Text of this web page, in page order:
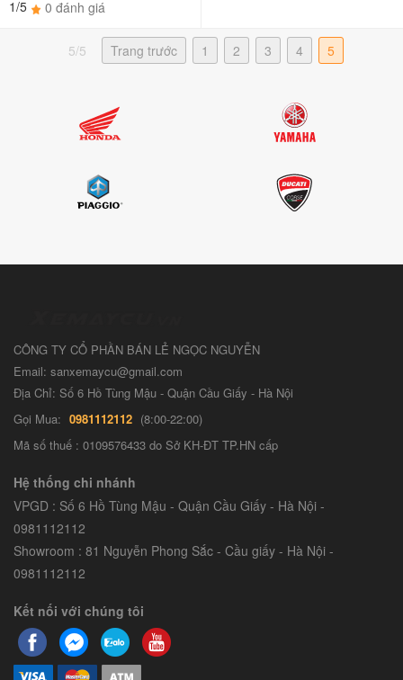
1/5
0 đánh giá
5/5 Trang trước 1 2 3 4 5
CÔNG TY CỔ PHẦN BÁN LẺ NGỌC NGUYỄN
Email: sanxemaycu@gmail.com
Địa Chỉ: Số 6 Hồ Tùng Mậu - Quận Cầu Giấy - Hà Nội
Gọi Mua: 0981112112 (8:00-22:00)
Mã số thuế : 0109576433 do Sở KH-ĐT TP.HN cấp
Hệ thống chi nhánh
VPGD : Số 6 Hồ Tùng Mậu - Quận Cầu Giấy - Hà Nội -
0981112112
Showroom : 81 Nguyễn Phong Sắc - Cầu giấy - Hà Nội -
0981112112
Kết nối với chúng tôi